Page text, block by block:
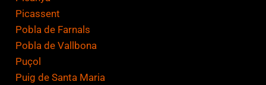
Picassent
Pobla de Farnals
Pobla de Vallbona
Puçol
Puig de Santa Maria